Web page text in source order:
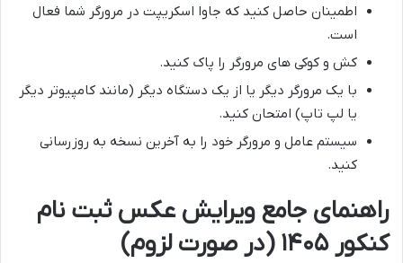
اطمینان حاصل کنید که جاوا اسکریپت در مرورگر شما فعال
است.
کش و کوکی های مرورگر را پاک کنید.
با یک مرورگر دیگر یا از یک دستگاه دیگر (مانند کامپیوتر دیگر
یا لپ تاپ) امتحان کنید.
سیستم عامل و مرورگر خود را به آخرین نسخه به روزرسانی
کنید.
راهنمای جامع ویرایش عکس ثبت نام
کنکور ۱۴۰۵ (در صورت لزوم)